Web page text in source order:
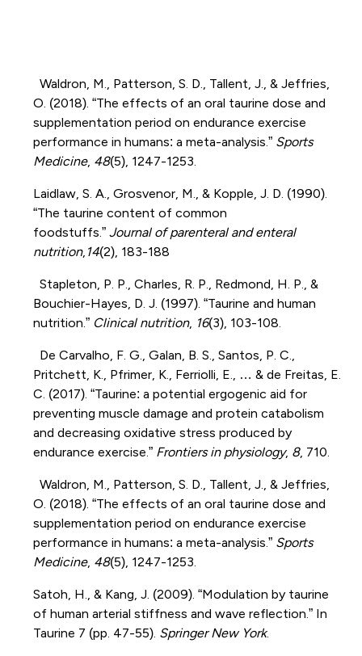
Waldron, M., Patterson, S. D., Tallent, J., & Jeffries,
O. (2018). “The effects of an oral taurine dose and
supplementation period on endurance exercise
performance in humans: a meta-analysis.” Sports
Medicine, 48(5), 1247-1253.
Laidlaw, S. A., Grosvenor, M., & Kopple, J. D. (1990).
“The taurine content of common
foodstuffs.” Journal of parenteral and enteral
nutrition, 14(2), 183-188
Stapleton, P. P., Charles, R. P., Redmond, H. P., &
Bouchier-Hayes, D. J. (1997). “Taurine and human
nutrition.” Clinical nutrition, 16(3), 103-108.
De Carvalho, F. G., Galan, B. S., Santos, P. C.,
Pritchett, K., Pfrimer, K., Ferriolli, E., … & de Freitas, E.
C. (2017). “Taurine: a potential ergogenic aid for
preventing muscle damage and protein catabolism
and decreasing oxidative stress produced by
endurance exercise.” Frontiers in physiology, 8, 710.
Waldron, M., Patterson, S. D., Tallent, J., & Jeffries,
O. (2018). “The effects of an oral taurine dose and
supplementation period on endurance exercise
performance in humans: a meta-analysis.” Sports
Medicine, 48(5), 1247-1253.
Satoh, H., & Kang, J. (2009). “Modulation by taurine
of human arterial stiffness and wave reflection.” In
Taurine 7 (pp. 47-55). Springer New York.